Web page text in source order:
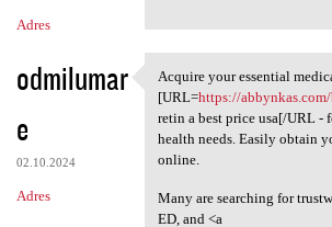
Adres
odmilumar
e
02.10.2024
Adres
Acquire your essential
Acquire your essential
[URL=https://
retin a best price usa[/URL -
health needs. Easily obtain
online.
Many are searching for
ED, and <a